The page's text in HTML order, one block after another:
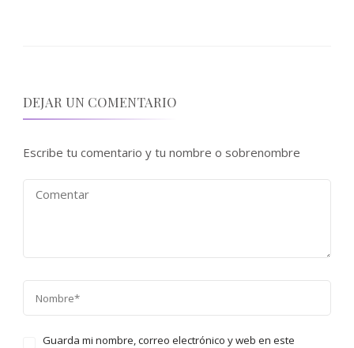
DEJAR UN COMENTARIO
Escribe tu comentario y tu nombre o sobrenombre
Guarda mi nombre, correo electrónico y web en este